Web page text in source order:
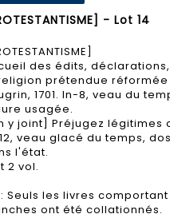
- Lot 14
des édits,
prétendue réformée
1701. In-8, veau du
usagée.
y joint] Préjugez légitimes
veau glacé du temps,
l'état.
2 vol.
: Seuls les livres
ont été collationnés.